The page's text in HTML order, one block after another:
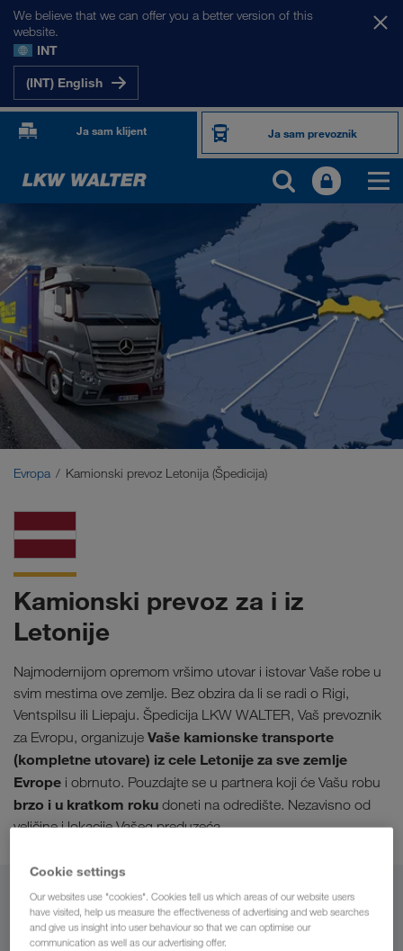
We believe that we can offer you a better version of this
website.
INT
(INT) English
Ja sam klijent Ja sam prevoznik
NAŠA TRŽIŠTA
Evropa
Centralna Azija
Rusija
Bliski Istok
Evropa Kamionski prevoz Letonija (Špedicija)
Kamionski prevoz za i iz
Letonije
Najmodernijom opremom vršimo utovar i istovar Vaše robe u
svim mestima ove zemlje. Bez obzira da li se radi o Rigi,
Ventspilsu ili Liepaju. Špedicija LKW WALTER, Vaš prevoznik
za Evropu, organizuje Vaše kamionske transporte
(kompletne utovare) iz cele Letonije za sve zemlje
Evrope i obrnuto. Pouzdajte se u partnera koji će Vašu robu
brzo i u kratkom roku doneti na odredište. Nezavisno od
veličine i lokacije Vašeg preduzeća.
Crna Gora
Cookie settings
Our websites use "cookies". Cookies tell us which areas of our website users
have visited, help us measure the effectiveness of advertising and web searches
and give us insight into user behaviour so that we can optimise our
communication as well as our advertising offer.